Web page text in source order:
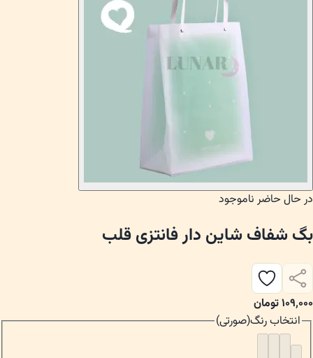
در حال حاضر ناموجود
بگ شفاف شاین دار فانتزی قلب
۱۰۹٬۰۰۰تومان
انتخابرنگ(صورتی)